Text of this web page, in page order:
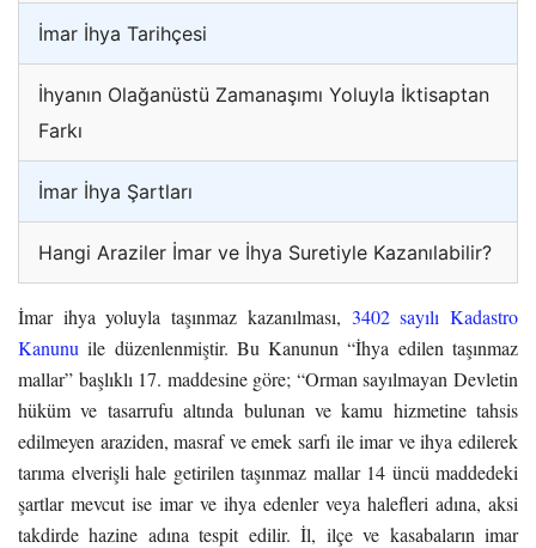
İmar İhya Tarihçesi
İhyanın Olağanüstü Zamanaşımı Yoluyla İktisaptan
Farkı
İmar İhya Şartları
Hangi Araziler İmar ve İhya Suretiyle Kazanılabilir?
İmar ihya yoluyla taşınmaz kazanılması, 3402 sayılı Kadastro
Kanunu ile düzenlenmiştir. Bu Kanunun “İhya edilen taşınmaz
mallar” başlıklı 17. maddesine göre; “Orman sayılmayan Devletin
hüküm ve tasarrufu altında bulunan ve kamu hizmetine tahsis
edilmeyen araziden, masraf ve emek sarfı ile imar ve ihya edilerek
tarıma elverişli hale getirilen taşınmaz mallar 14 üncü maddedeki
şartlar mevcut ise imar ve ihya edenler veya halefleri adına, aksi
takdirde hazine adına tespit edilir. İl, ilçe ve kasabaların imar